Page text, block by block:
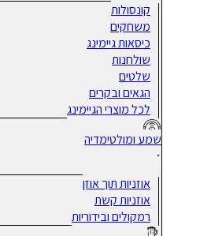
קונסולות
משחקים
כיסאות גיימינג
שולחנות
שלטים
הגאים ובקרים
לכל מוצרי הגיימינג
שמע ומולטימדיה
אוזניות תוך אוזן
אוזניות קשת
רמקולים ובידוריות